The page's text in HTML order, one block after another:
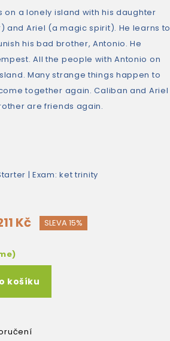
on a lonely island with his daughter
and Ariel (a magic spirit). He learns to
his bad brother, Antonio. He
All the people with Antonio on
Many strange things happen to
together again. Caliban and Ariel
are friends again.
| Exam: ket trinity
Kč SLEVA 15%
košíku